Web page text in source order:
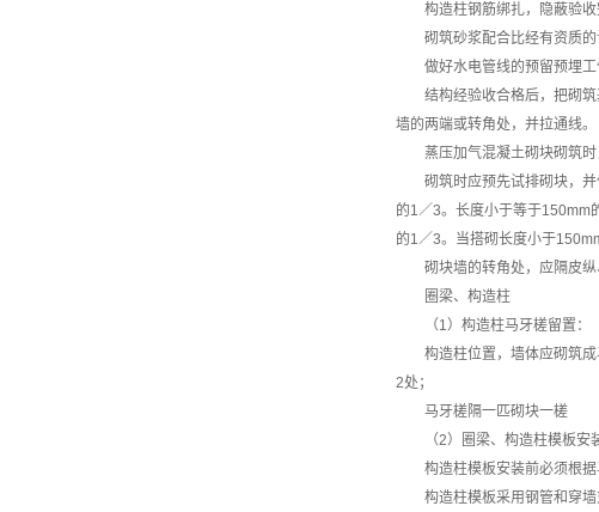
构造柱钢筋绑扎，隐蔽验收
砌筑砂浆配合比经有资质
做好水电管线的预留预埋工
结构经验收合格后，把砌
墙的两端或转角处，并拉通线。
蒸压加气混凝土砌块砌筑
砌筑时应预先试排砌块，
的1／3。长度小于等于150mm
的1／3。当搭砌长度小于
砌块墙的转角处，应隔皮
圈梁、构造柱
（1）构造柱马牙槎留置：
构造柱位置，墙体应砌筑
2处；
马牙槎隔一匹砌块一槎
（2）圈梁、构造柱模板安
构造柱模板安装前必须根
构造柱模板采用钢管和穿